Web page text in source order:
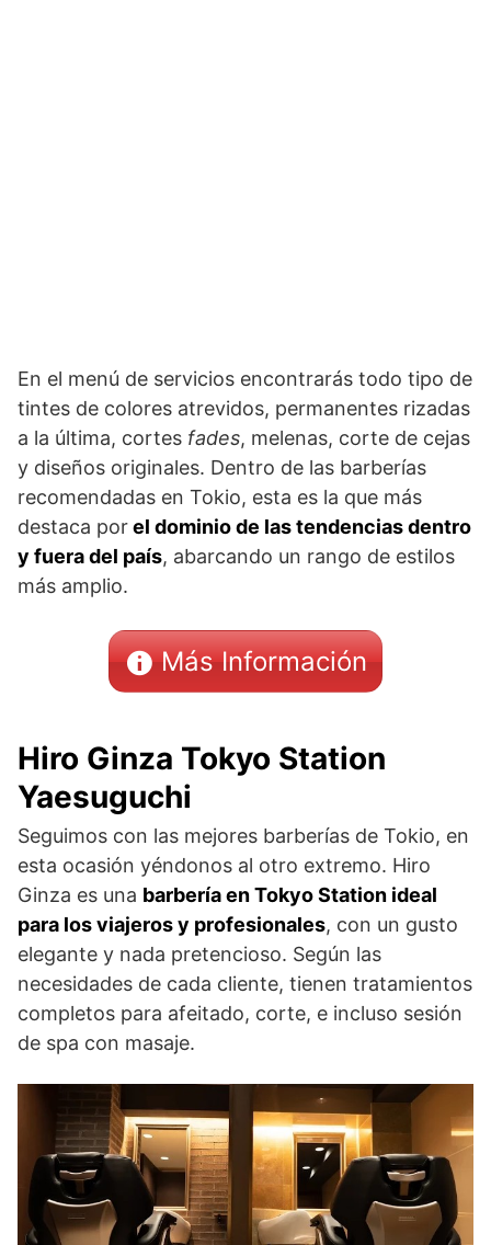
En el menú de servicios encontrarás todo tipo de
tintes de colores atrevidos, permanentes rizadas
a la última, cortes fades, melenas, corte de cejas
y diseños originales. Dentro de las barberías
recomendadas en Tokio, esta es la que más
destaca porel dominio de las tendencias dentro
y fuera del país, abarcando un rango de estilos
más amplio.
Más Información
Hiro Ginza Tokyo Station
Yaesuguchi
Seguimos con las mejores barberías de Tokio, en
esta ocasión yéndonos al otro extremo. Hiro
Ginza es una barbería en Tokyo Station ideal
para los viajeros y profesionales, con un gusto
elegante y nada pretencioso. Según las
necesidades de cada cliente, tienen tratamientos
completos para afeitado, corte, e incluso sesión
de spa con masaje.